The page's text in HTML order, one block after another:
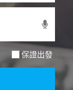
保證出發